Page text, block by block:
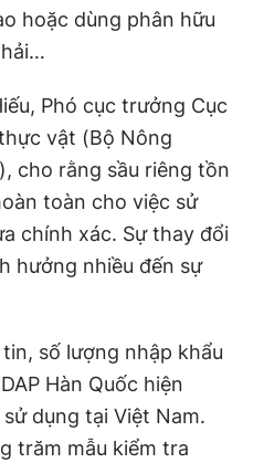
hoặc dùng phân hữu
Phó cục trưởng Cục
vật (Bộ Nông
cho rằng sầu riêng tồn
toàn cho việc sử
chính xác. Sự thay đổi
hưởng nhiều đến sự
số lượng nhập khẩu
Hàn Quốc hiện
dụng tại Việt Nam.
trăm mẫu kiểm tra